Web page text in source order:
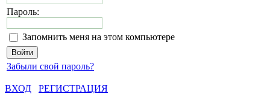
Пароль:
Запомнить меня на этом компьютере
Забыли свой пароль?
ВХОД
РЕГИСТРАЦИЯ